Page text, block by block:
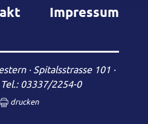
Impressum
· Spitalsstrasse 101 ·
Tel.: 03337/2254-0
drucken